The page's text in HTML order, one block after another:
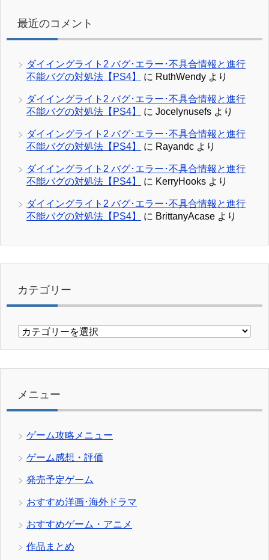
最近のコメント
ダイイングライト2 バグ･エラー･不具合情報と進行
不能バグの対処法【PS4】
に RuthWendy より
ダイイングライト2 バグ･エラー･不具合情報と進行
不能バグの対処法【PS4】
に Jocelynusefs より
ダイイングライト2 バグ･エラー･不具合情報と進行
不能バグの対処法【PS4】
に Rayandc より
ダイイングライト2 バグ･エラー･不具合情報と進行
不能バグの対処法【PS4】
に KerryHooks より
ダイイングライト2 バグ･エラー･不具合情報と進行
不能バグの対処法【PS4】
に BrittanyAcase より
カテゴリー
カ
リ
メニュー
ゲーム攻略メニュー
ゲーム感想・評価
発売予定ゲーム
おすすめ洋画･海外ドラマ
おすすめゲーム・アニメ
作品まとめ